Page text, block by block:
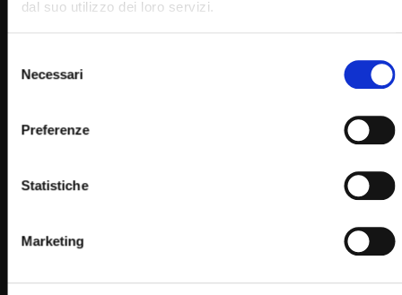
dal suo utilizzo dei loro servizi.
delNecessari
Preferenze
Statistiche
Marketing
04:41
STAFF
0
9.6K